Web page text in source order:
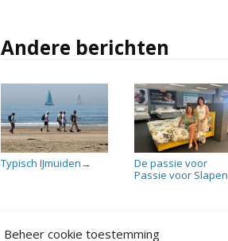
Beheer cookie toestemming
Andere berichten
Typisch IJmuiden →
De passie voor
Passie voor Slapen